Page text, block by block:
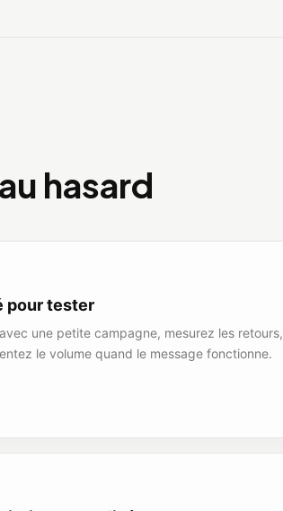
hasard
pour tester
une petite campagne, mesurez les retours,
le volume quand le message fonctionne.